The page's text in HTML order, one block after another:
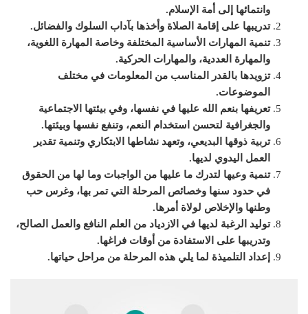
وانتمائها إلى أمة الإسلام.
تدريبها على إقامة الصلاة وأخذها بآداب السلوك والفضائل.
تنمية المهارات الأساسية المختلفة وخاصة المهارة اللغوية،
والمهارة العددية، والمهارات الحركية.
تزويدها بالقدر المناسب من المعلومات في مختلف
الموضوعات.
تعريفها بنعم الله عليها في نفسها، وفي بيئتها الاجتماعية
والجغرافية لتحسن استخدام النعم، وتنفع نفسها وبيئتها.
تربية ذوقها البديعي، وتعهد نشاطها الابتكاري وتنمية تقدير
العمل اليدوي لديها.
تنمية وعيها لتدرك ما عليها من الواجبات وما لها من الحقوق
في حدود سنها وخصائص المرحلة التيتمر بها، وغرس حب
وطنها والإخلاص لولاة أمرها.
توليد الرغبة لديها في الازدياد من العلم النافع والعمل الصالح،
وتدريبها على الاستفادة من أوقات فراغها.
إعداد التلميذة لما يلي هذه المرحلة من مراحل حياتها.